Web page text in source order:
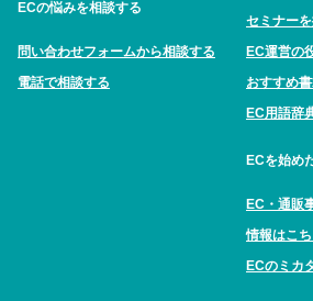
ECの悩みを相談する
問い合わせフォームから相談する
電話で相談する
セミナー
EC運営の
おすすめ
EC用語辞
ECを始め
EC・通販
情報はこ
ECのミカ